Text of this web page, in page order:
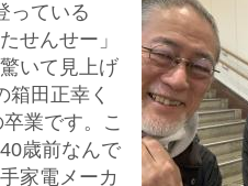
っている
せんせー」
いて見上げ
箱田正幸く
業です。こ
歳前なんで
家電メーカ